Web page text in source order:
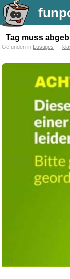
Tag muss
Gefunden in Lustiges →